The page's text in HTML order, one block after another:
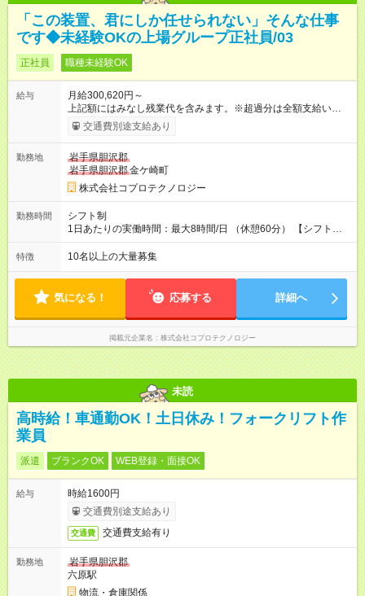
「この装置、君にしか任せられない」そんな仕事
です◆未経験OKの上場グループ正社員/03
正社員 職種未経験OK
給与
月給300,620円～
上記額にはみなし残業代を含みます。※超過分は全額支給いたし
ます。 みなし残業代 40,620円 以上／月 みなし残業時間 20時間
／月 ※スキルなどを考慮の上、当社規定により決定 【試用期
採用時と同じです。 ※研修期間中のみ月給が異なります※ 研修
期間：1ヶ月 月給：20万円（残業代は時間に応じて支給いたし
ます）
交通費別途支給あり
勤務地
岩手県胆沢郡
岩手県胆沢郡金ケ崎町
株式会社コプロテクノロジー
勤務時間
シフト制
1日あたりの実働時間：最大8時間/日 （休憩60分） 【シフト
例】 (1)7：00～16：00 (2)19：00～4：45 【勤務体系】 (1)のシ
フトで4日就業⇒2日休暇⇒(2)のシフトで4日就業⇒2日休暇 ※シ
スケジュールがある為、 勤務時間や休日がころころ変わる心
配はありません
特徴 10名以上の大量募集
気になる！ 応募する 詳細へ
掲載元企業名 株式会社コプロテクノロジー
未読
高時給！車通勤OK！土日休み！フォークリフト作
業員
派遣 ブランクOK WEB登録・面接OK
給与
時給1600円
交通費別途支給あり
交通費 交通費支給有り
勤務地
岩手県胆沢郡
六原駅
物流・倉庫関係